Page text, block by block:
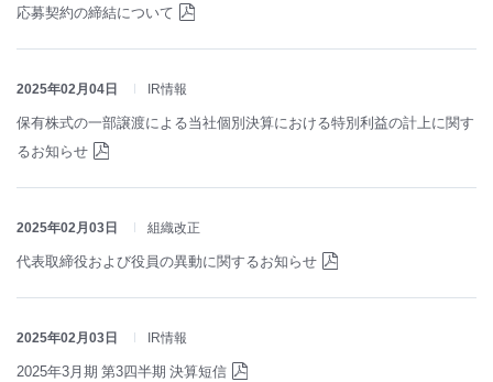
応募契約の締結について
2025年02月04日 IR情報
保有株式の一部譲渡による当社個別決算における特別利益の計上に関す
るお知らせ
2025年02月03日 組織改正
代表取締役および役員の異動に関するお知らせ
2025年02月03日 IR情報
2025年3月期 第3四半期 決算短信